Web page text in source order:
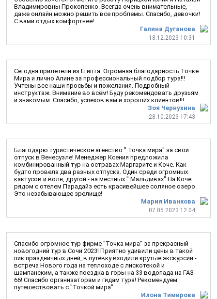
Галина Дуганова
18.12.2023 10:31
Владимировны Прокопенко. Всегда очень внимательные,
даже онлайн можно решить все проблемы. Спасибо, девочки!
С вами отдых комфортнее!
Зоя Чернухина
28.10.2023 17:43
Сегодня прилетели из Египта. Огромная благодарность Точке
Мира и лично Алине за профессиональный подбор тура!!!
Учтены все наши просьбы и пожелания. Подробный
инструктаж. Внимание во всём! Буду рекомендовать друзьям
и знакомым. Спасибо, успехов вам и хороших клиентов!!!
Мария Иванкова
07.05.2023 12:04
Благодарю туристическое агенство " Точка мира" за свой
отпуск в Венесуэле! Менеджер Ксения предложила
комбинированный тур на остравах Маргарите и Коче. Как
будто провела два разных отпуска. Один среди огромных
кактусов и волн, другой - на местных " Мальдивах".На Коче
рядом с отелем Парадайз есть красивейшее соляное озеро.
Это незабывающее зрелище!
Илона Тимирова
Спасибо огромное тур фирме "Точка мира" за прекрасный
новогодний тур в Сочи 2023! Приятно удивили цены в такой
пик праздничных дней, в путёвку входили крутые экскурсии -
встреча Нового года на теплоходе с лискотекой и
шампанским, а также поездка в горы на 33 водопада на ГАЗ
66! Спасибо организаторам и гидам тура! Рекомендуем
путешествовать с "Точкой мира"